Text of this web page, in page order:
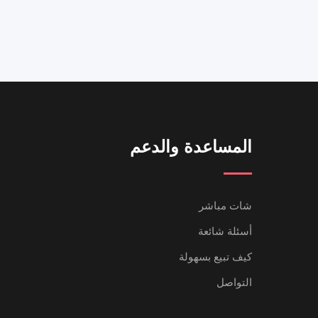
المساعدة والدعم
شات مباشر
أسئلة شائعة
كيف تبيع بسهولة
التواصل